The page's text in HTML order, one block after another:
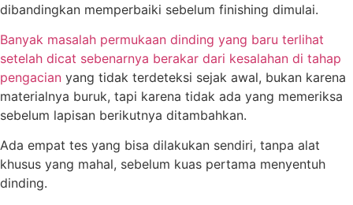
dibandingkan memperbaiki sebelum finishing dimulai.
Banyak masalah permukaan dinding yang baru terlihat
setelah dicat sebenarnya berakar dari kesalahan di tahap
pengacian yang tidak terdeteksi sejak awal, bukan karena
materialnya buruk, tapi karena tidak ada yang memeriksa
sebelum lapisan berikutnya ditambahkan.
Ada empat tes yang bisa dilakukan sendiri, tanpa alat
khusus yang mahal, sebelum kuas pertama menyentuh
dinding.